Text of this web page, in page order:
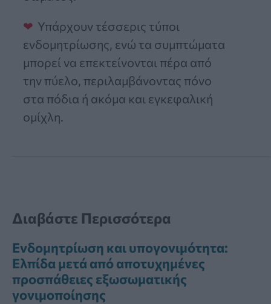
Υπάρχουν τέσσερις τύποι
ενδομητρίωσης, ενώ τα συμπτώματα
μπορεί να επεκτείνονται πέρα από
την πύελο, περιλαμβάνοντας πόνο
στα πόδια ή ακόμα και εγκεφαλική
ομίχλη.
Διαβάστε Περισσότερα
Ενδομητρίωση και υπογονιμότητα:
Ελπίδα μετά από αποτυχημένες
προσπάθειες εξωσωματικής
γονιμοποίησης